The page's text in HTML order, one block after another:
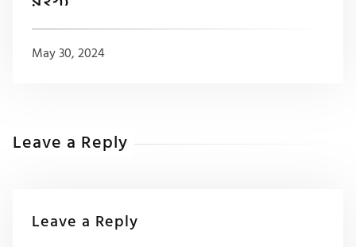
May 30, 2024
Leave a Reply
Leave a Reply